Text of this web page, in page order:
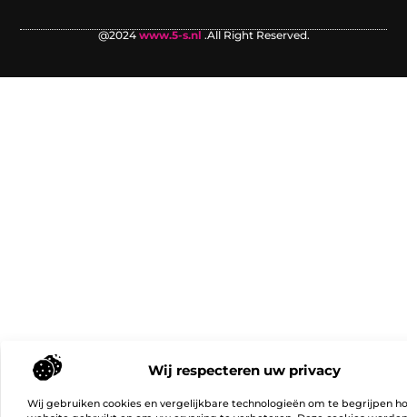
Wij respecteren uw privacy
Wij gebruiken cookies en vergelijkbare technologieën om te begrijpen
@2024 www.5-s.nl .All Right Reserved.